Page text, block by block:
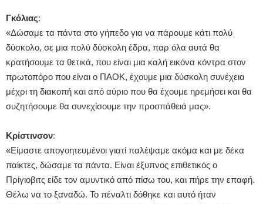
Γκόλιας:
«Δώσαμε τα πάντα στο γήπεδο για να πάρουμε κάτι πολύ
δύσκολο, σε μια πολύ δύσκολη έδρα, παρ όλα αυτά θα
κρατήσουμε τα θετικά, που είναι μια καλή εικόνα κόντρα στον
πρωτοπόρο που είναι ο ΠΑΟΚ, έχουμε μια δύσκολη συνέχεια
μέχρι τη διακοπή και από αύριο που θα έχουμε ηρεμήσει και θα
συζητήσουμε θα συνεχίσουμε την προσπάθειά μας».
Κρίστινσον:
«Είμαστε απογοητευμένοι γιατί παλέψαμε ακόμα και με δέκα
παίκτες, δώσαμε τα πάντα. Είναι έξυπνος επιθετικός ο
Πρίγιοβιτς είδε τον αμυντικό από πίσω του, και πήρε την επαφή.
Θέλω να το ξαναδώ. Το πέναλτι δόθηκε και αυτό ήταν